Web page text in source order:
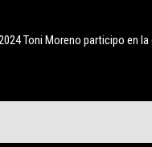
2024 Toni Moreno participo